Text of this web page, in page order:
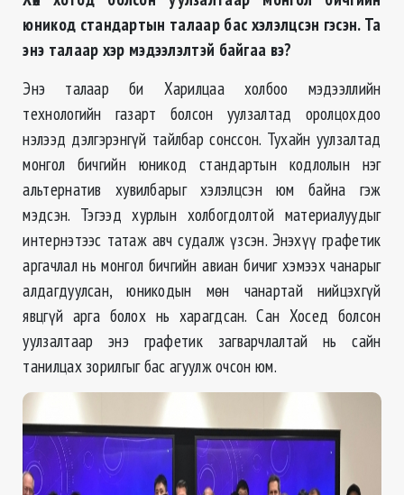
юникод стандартын талаар бас хэлэлцсэн гэсэн. Та
энэ талаар хэр мэдээлэлтэй байгаа вэ?
Энэ талаар би Харилцаа холбоо мэдээллийн
технологийн газарт болсон уулзалтад оролцохдоо
нэлээд дэлгэрэнгүй тайлбар сонссон. Тухайн уулзалтад
монгол бичгийн юникод стандартын кодлолын нэг
альтернатив хувилбарыг хэлэлцсэн юм байна гэж
мэдсэн. Тэгээд хурлын холбогдолтой материалуудыг
интернэтээс татаж авч судалж үзсэн. Энэхүү графетик
аргачлал нь монгол бичгийн авиан бичиг хэмээх чанарыг
алдагдуулсан, юникодын мөн чанартай нийцэхгүй
явцгүй арга болох нь харагдсан. Сан Хосед болсон
уулзалтаар энэ графетик загварчлалтай нь сайн
танилцах зорилгыг бас агуулж очсон юм.